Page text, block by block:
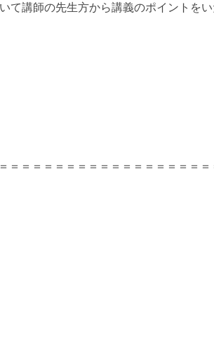
て講師の先生方から講義のポイントを
＝＝＝＝＝＝＝＝＝＝＝＝＝＝＝＝＝